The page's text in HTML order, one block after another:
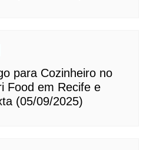
para Cozinheiro no
Food em Recife e
(05/09/2025)